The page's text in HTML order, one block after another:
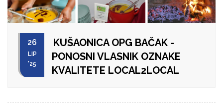
26
LIP
'25
KUŠAONICA OPG BAČAK -
PONOSNI VLASNIK OZNAKE
KVALITETE LOCAL2LOCAL